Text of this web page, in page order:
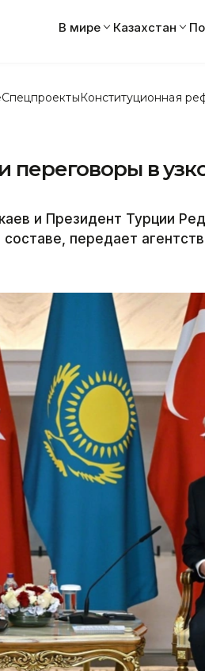
В мире Казахстан
СпецпроектыКонституционная
переговоры в
и Президент Турции
передает